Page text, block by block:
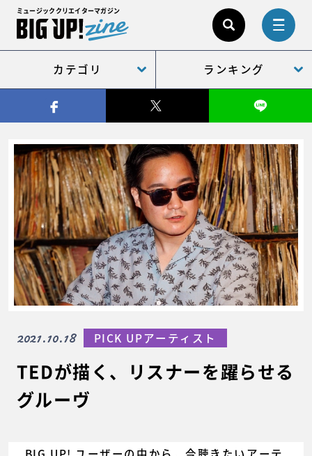
ミュージッククリエイターマガジン
カテゴリ ランキング
TEDが描く、リスナーを躍らせる
グルーヴ
2021.10.18 PICK UPアーティスト